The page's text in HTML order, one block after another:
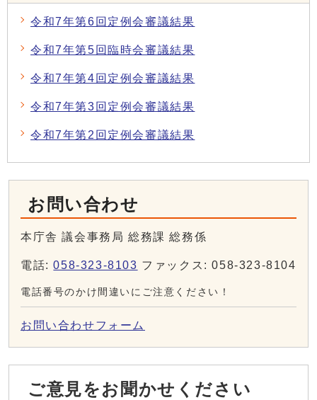
令和7年第6回定例会審議結果
令和7年第5回臨時会審議結果
令和7年第4回定例会審議結果
令和7年第3回定例会審議結果
令和7年第2回定例会審議結果
お問い合わせ
本庁舎 議会事務局 総務課 総務係
電話:058-323-8103 ファックス: 058-323-8104
電話番号のかけ間違いにご注意ください！
お問い合わせフォーム
ご意見をお聞かせください